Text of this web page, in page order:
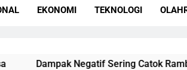
EKONOMI TEKNOLOGI
Negatif Sering Catok Rambut yang